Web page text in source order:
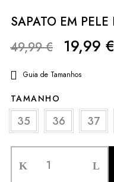
SAPATO EM PELE
49,99€ 19,99 €
Guia de Tamanhos
TAMANHO
35 36 37